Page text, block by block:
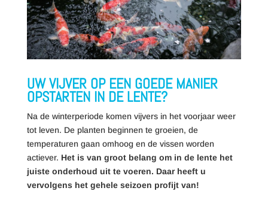
UW VIJVER OP EEN GOEDE MANIER
OPSTARTEN IN DE LENTE?
Na de winterperiode komen vijvers in het voorjaar weer
tot leven. De planten beginnen te groeien, de
temperaturen gaan omhoog en de vissen worden
actiever. Het is van groot belang om in de lente het
juiste onderhoud uit te voeren. Daar heeft u
vervolgens het gehele seizoen profijt van!